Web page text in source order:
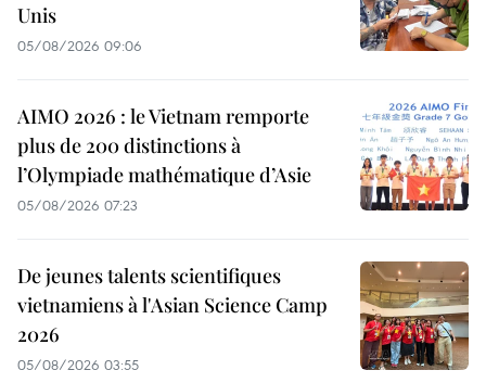
Unis
05/08/2026 09:06
AIMO 2026 : le Vietnam remporte
plus de 200 distinctions à
l’Olympiade mathématique d’Asie
05/08/2026 07:23
De jeunes talents scientifiques
vietnamiens à l'Asian Science Camp
2026
05/08/2026 03:55